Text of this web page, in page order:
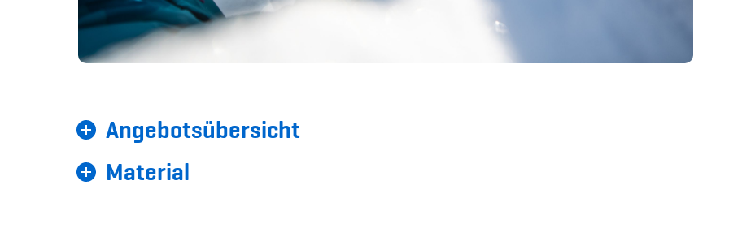
Angebotsübersicht
Material